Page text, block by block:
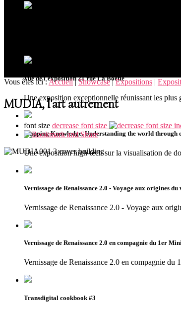
Vue de l'exposition 21 rue La Boétie
Une exposition exceptionnelle réunissant les plus
Mapping Knowledge. Understanding the world through
Une exposition high-tech sur la visualisation de
Vernissage de Renaissance 2.0 - Voyage aux origines du
Vernissage de Renaissance 2.0 - Voyage aux
Vernissage de Renaissance 2.0 en compagnie du 1er
Vernissage de Renaissance 2.0 en compagnie
Transdigital cookbook #3
Vous êtes ici :Accueil|Showcase|Expositions |
MUDIA, l'art autrement
font size decrease font size